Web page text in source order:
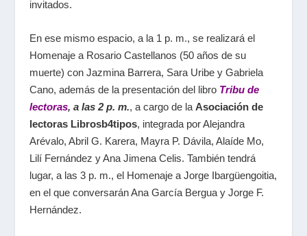
invitados.
En ese mismo espacio, a la 1 p. m., se realizará el
Homenaje a Rosario Castellanos (50 años de su
muerte) con Jazmina Barrera, Sara Uribe y Gabriela
Cano, además de la presentación del libro Tribu de
lectoras, a las 2 p. m., a cargo de la Asociación de
lectoras Librosb4tipos, integrada porAlejandra
Arévalo, Abril G. Karera, Mayra P. Dávila, Alaíde Mo,
Lilí Fernández yAna Jimena Celis. También tendrá
lugar, a las 3 p. m., el Homenaje a Jorge Ibargüengoitia,
en el que conversaránAna García Bergua y Jorge F.
Hernández.